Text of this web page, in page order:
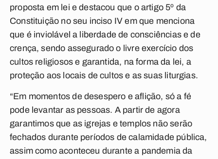
proposta em lei e destacou que o artigo 5º da
Constituição no seu inciso IV em que menciona
que é inviolável a liberdade de consciências e de
crença, sendo assegurado o livre exercício dos
cultos religiosos e garantida, na forma da lei, a
proteção aos locais de cultos e as suas liturgias.
“Em momentos de desespero e aflição, só a fé
pode levantar as pessoas. A partir de agora
garantimos que as igrejas e templos não serão
fechados durante períodos de calamidade pública,
assim como aconteceu durante a pandemia da